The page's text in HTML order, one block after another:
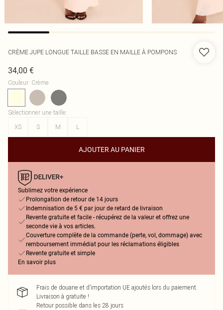
CRÈME JUPE LONGUE TAILLE BASSE EN MAILLE À POMPONS
34,00 €
Couleur: Crème
Sélectionner une taille:
XS
S M L
AJOUTER AU PANIER
Sublimez votre expérience
Prolongation de retour de 14 jours
Indemnisation de 5 € par jour de retard de livraison
Revente gratuite et facile - récupérez de la valeur et offrez une
seconde vie à vos articles.
Couverture complète de la commande (perte, vol, dommage) avec
remboursement immédiat pour les réclamations éligibles
Revente gratuite et simple
En savoir plus
Frais de douane et d’importation UE ajoutés lors du paiement.
Livraison à gratuite !
Retour possible dans les 28 jours